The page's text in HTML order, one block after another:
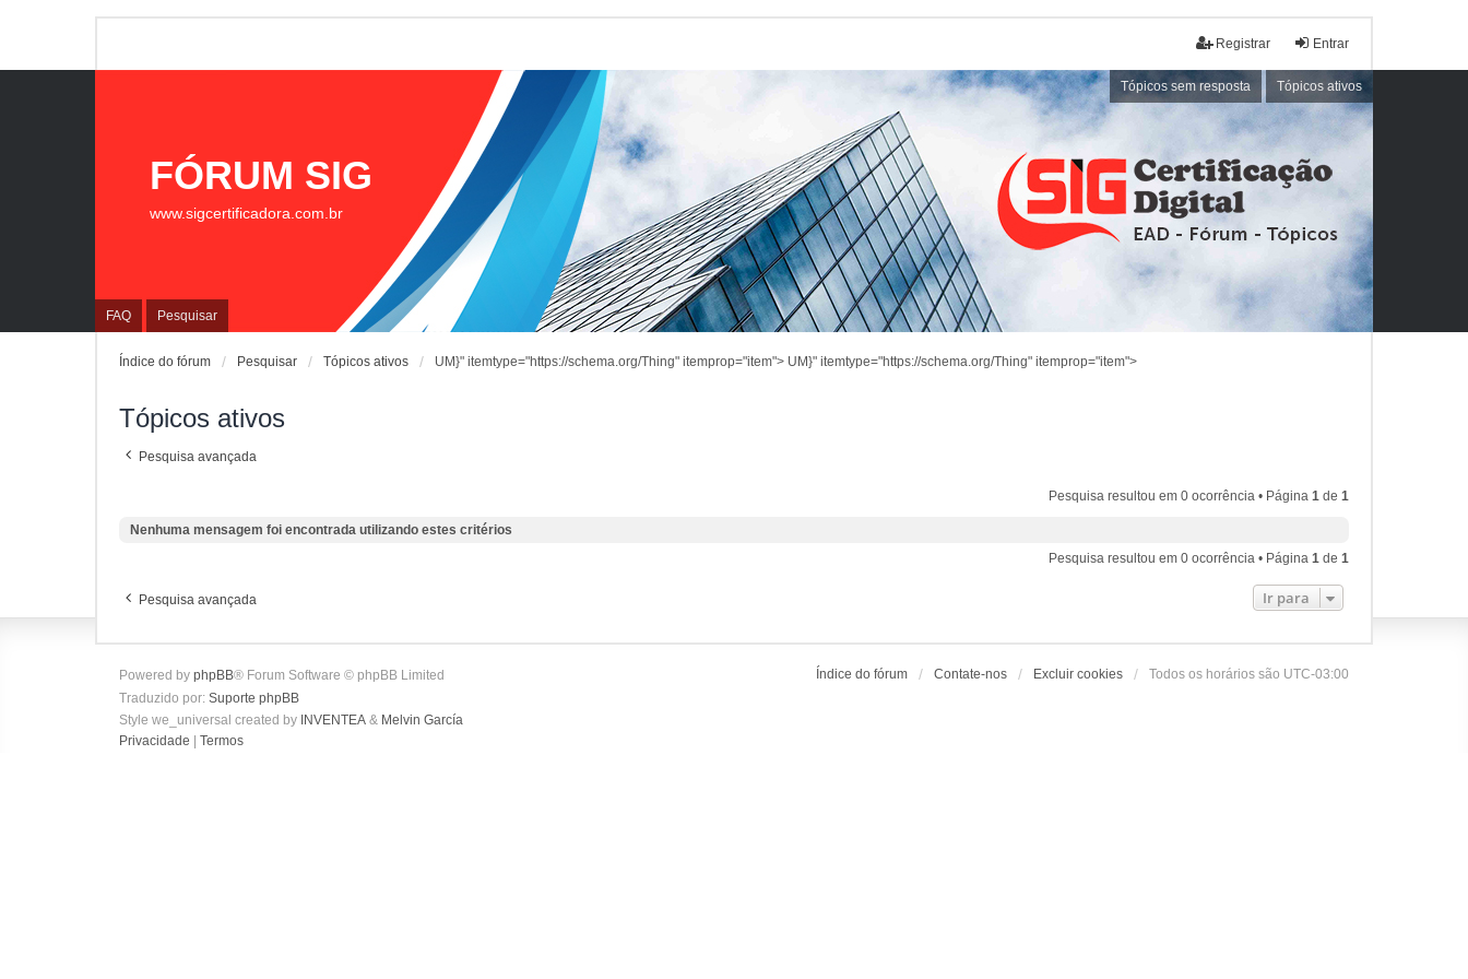
Entrar
Registrar
Tópicos sem resposta Tópicos ativos
FAQ Pesquisar
FÓRUM SIG
www.sigcertificadora.com.br
Índice do fórum Pesquisar UM}" itemtype="https://schema.org/Thing" itemprop="item">
Tópicos ativos UM}" itemtype="https://schema.org/Thing" itemprop="item">
Tópicos ativos
Pesquisa avançada
Pesquisa resultou em 0 ocorrência • Página 1 de 1
Nenhuma mensagem foi encontrada utilizando estes critérios
Pesquisa resultou em 0 ocorrência • Página 1 de 1
Pesquisa avançada Ir para
Índice do fórum Contate-nos Excluir cookies Todos os horários são UTC-03:00
Powered by phpBB® Forum Software © phpBB Limited
Traduzido por: Suporte phpBB
Style we_universal created by INVENTEA & Melvin García
Privacidade
Termos